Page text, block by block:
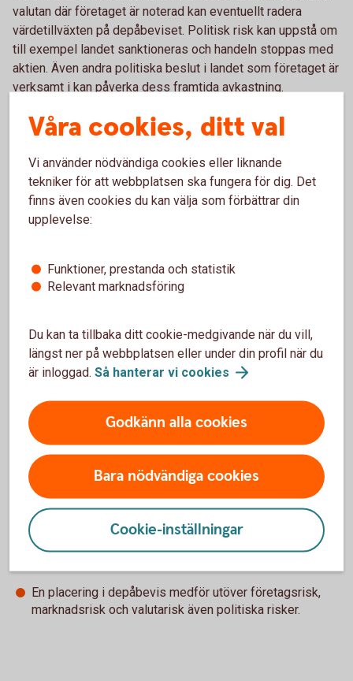
valutan där företaget är noterad kan eventuellt radera
värdetillväxten på depåbeviset. Politisk risk kan uppstå om
till exempel landet sanktioneras och handeln stoppas med
aktien. Även andra politiska beslut i landet som företaget är
verksamt i kan påverka dess framtida avkastning.
Vad påverkar avkastningen?
Avkastningen består av tre delar på ett depåbevis.
Aktieutdelning, värdestegring och valutakursens utveckling.
Utdelning bestäms på den årliga bolagsstämman och
först när depåbeviset säljs och påverkas även av
valutakursen. En värdestegring kan minska eller till och med
För- och nackdelar med depåbevis
Fördelar
Du kan köpa aktien på den lokala marknadsplatsen i
stället för den utländska marknadsplatsen vilket kan
medföra att du slipper dyra transaktionsavgifter.
Nackdelar
En placering i depåbevis medför utöver företagsrisk,
marknadsrisk och valutarisk även politiska risker.
Våra cookies, ditt val
Vi använder nödvändiga cookies eller liknande
tekniker för att webbplatsen ska fungera för dig. Det
finns även cookies du kan välja som förbättrar din
upplevelse:
Funktioner, prestanda och statistik
Relevant marknadsföring
Du kan ta tillbaka ditt cookie-medgivande när du vill,
längst ner på webbplatsen eller under din profil när du
är inloggad. Så hanterar vi cookies
Godkänn alla cookies
Bara nödvändiga cookies
Cookie-inställningar